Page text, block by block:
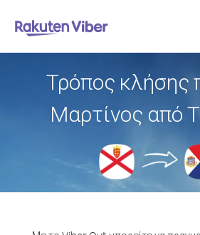
Τρόπος κλήσης
Μαρτίνος από